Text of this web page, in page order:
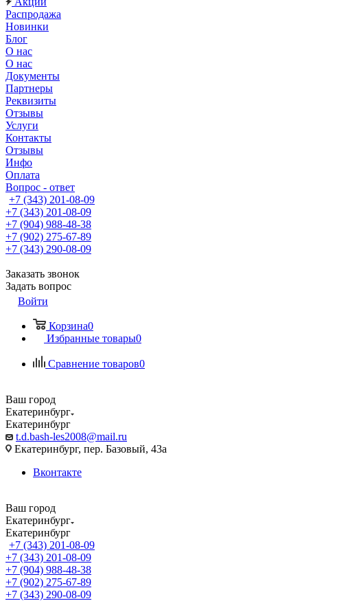
Распродажа
Новинки
Блог
О нас
О нас
Документы
Партнеры
Реквизиты
Отзывы
Услуги
Контакты
Отзывы
Инфо
Оплата
Вопрос - ответ
+7 (343) 201-08-09
+7 (343) 201-08-09
+7 (904) 988-48-38
+7 (902) 275-67-89
+7 (343) 290-08-09
Заказать звонок
Задать вопрос
Войти
Корзина0
Избранные товары0
Сравнение товаров0
Ваш город
Екатеринбург
Екатеринбург
t.d.bash-les2008@mail.ru
Екатеринбург, пер. Базовый, 43а
Вконтакте
Ваш город
Екатеринбург
Екатеринбург
+7 (343) 201-08-09
+7 (343) 201-08-09
+7 (904) 988-48-38
+7 (902) 275-67-89
+7 (343) 290-08-09